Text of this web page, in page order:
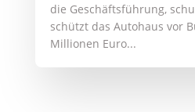
die Geschäftsführung,
schützt das Autohaus vor
Millionen Euro...